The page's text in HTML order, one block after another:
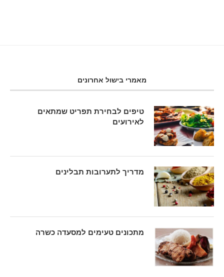
מאמרי בישול אחרונים
טיפים לבחירת תפריט שמתאים
לאירועים
מדריך לתערובות תבלינים
מתכונים טעימים למסעדה כשרה